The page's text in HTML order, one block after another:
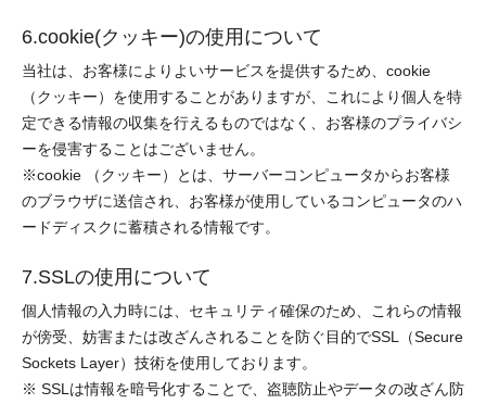
6.cookie(クッキー)の使用について
当社は、お客様によりよいサービスを提供するため、cookie
（クッキー）を使用することがありますが、これにより個人を特
定できる情報の収集を行えるものではなく、お客様のプライバシ
ーを侵害することはございません。
※cookie （クッキー）とは、サーバーコンピュータからお客様
のブラウザに送信され、お客様が使用しているコンピュータのハ
ードディスクに蓄積される情報です。
7.SSLの使用について
個人情報の入力時には、セキュリティ確保のため、これらの情報
が傍受、妨害または改ざんされることを防ぐ目的でSSL（Secure
Sockets Layer）技術を使用しております。
※ SSLは情報を暗号化することで、盗聴防止やデータの改ざん防